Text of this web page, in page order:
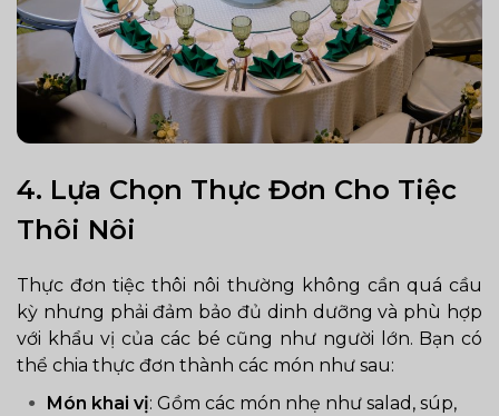
4. Lựa Chọn Thực Đơn Cho Tiệc
Thôi Nôi
Thực đơn tiệc thôi nôi thường không cần quá cầu
kỳ nhưng phải đảm bảo đủ dinh dưỡng và phù hợp
với khẩu vị của các bé cũng như người lớn. Bạn có
thể chia thực đơn thành các món như sau:
Món khai vị: Gồm các món nhẹ như salad, súp,